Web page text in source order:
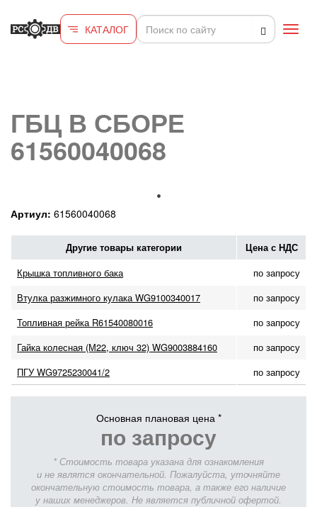
КАТАЛОГ
ГБЦ В СБОРЕ
61560040068
Артиул: 61560040068
Другие товары категории Цена с НДС
Крышка топливного бака
по запросу
Втулка разжимного кулака WG9100340017
по запросу
Топливная рейка R61540080016
по запросу
Гайка колесная (М22, ключ 32) WG9003884160
по запросу
ПГУ WG9725230041/2
по запросу
Основная плановая цена *
по запросу
* Стоимость товара указана для ознакомления
и не являтся окончательной. Пожалуйста, уточняйте
окончательную стоимость товара, а также его наличие
у наших менеджеров. Не является публичной офертой.